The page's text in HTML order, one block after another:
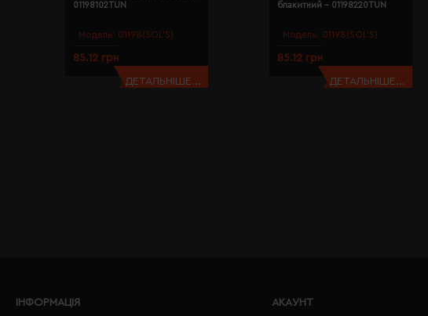
Модель: 01198(SOL’S)
01198102TUN
85.12 грн
ДЕТАЛЬНІШЕ...
Модель: 01198(SOL’S)
блакитний - 01198220TUN
85.12 грн
ДЕТАЛЬНІШЕ...
ІНФОРМАЦІЯ АКАУНТ